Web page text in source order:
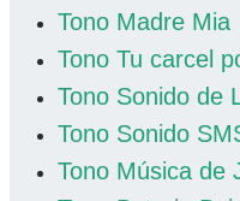
Tono Madre Mia
Tono Tu carcel
Tono Sonido de
Tono Sonido
Tono Música de